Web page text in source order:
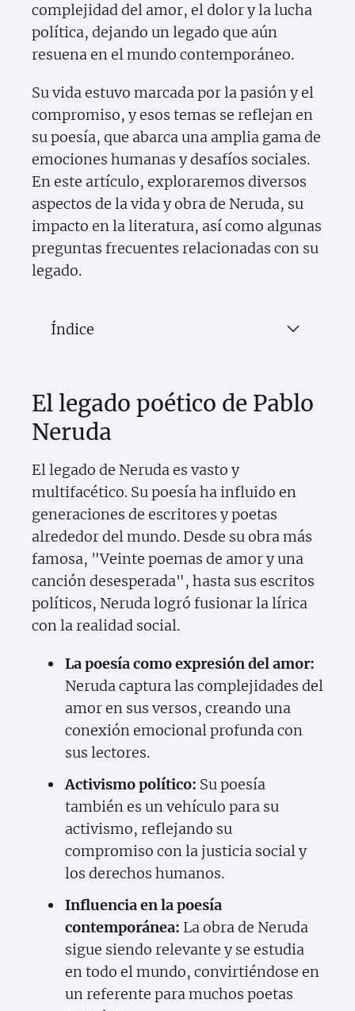
complejidad del amor, el dolor y la lucha
política, dejando un legado que aún
resuena en el mundo contemporáneo.
Su vida estuvo marcada por la pasión y el
compromiso, y esos temas se reflejan en
su poesía, que abarca una amplia gama de
emociones humanas y desafíos sociales.
En este artículo, exploraremos diversos
aspectos de la vida y obra de Neruda, su
impacto en la literatura, así como algunas
preguntas frecuentes relacionadas con su
legado.
Índice
El legado poético de Pablo
Neruda
El legado de Neruda es vasto y
multifacético. Su poesía ha influido en
generaciones de escritores y poetas
alrededor del mundo. Desde su obra más
famosa, "Veinte poemas de amor y una
canción desesperada", hasta sus escritos
políticos, Neruda logró fusionar la lírica
con la realidad social.
La poesía como expresión del amor:
Neruda captura las complejidades del
amor en sus versos, creando una
conexión emocional profunda con
sus lectores.
Activismo político: Su poesía
también es un vehículo para su
activismo, reflejando su
compromiso con la justicia social y
los derechos humanos.
Influencia en la poesía
contemporánea: La obra de Neruda
sigue siendo relevante y se estudia
en todo el mundo, convirtiéndose en
un referente para muchos poetas